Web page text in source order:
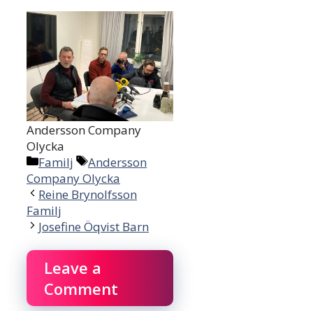
Andersson Company
Olycka
Categories
Familj Tags
Andersson
Company Olycka
Reine Brynolfsson
Familj
Josefine Öqvist Barn
Leave a
Comment